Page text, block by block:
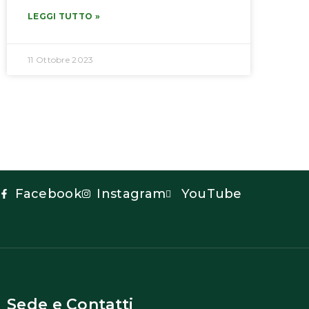
LEGGI TUTTO »
11 Ottobre 2023
Facebook Instagram YouTube
Sede e Contatti